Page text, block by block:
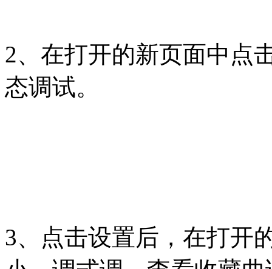
2、在打开的新页面中点
态调试。
3、点击设置后，在打开